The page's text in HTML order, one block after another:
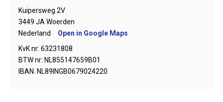
Kuipersweg 2V
3449 JA Woerden
Nederland
Open in Google Maps
KvK nr: 63231808
BTW nr: NL855147659B01
IBAN: NL89INGB0679024220